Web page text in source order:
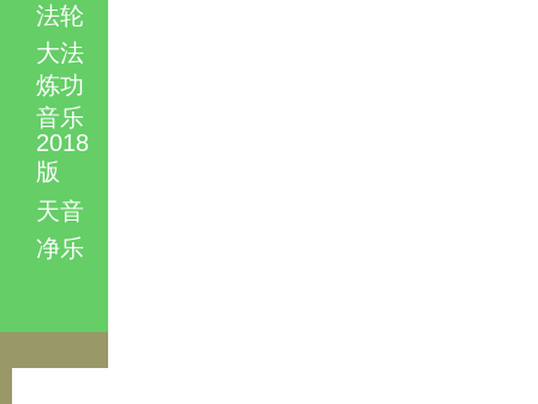
法轮
大法
炼功
音乐
2018
版
天音
净乐